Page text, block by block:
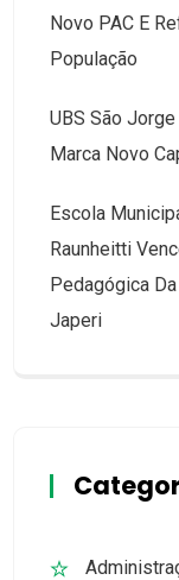
Novo PAC E
População
UBS São
Marca Novo
Escola
Raunheitti
Pedagógica
Japeri